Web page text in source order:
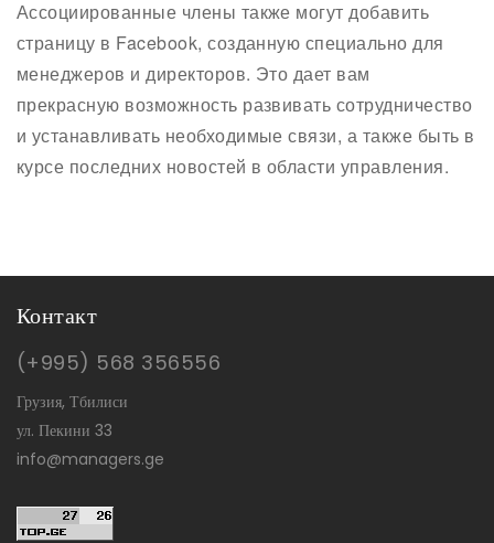
Ассоциированные члены также могут добавить
страницу в Facebook, созданную специально для
менеджеров и директоров. Это дает вам
прекрасную возможность развивать сотрудничество
и устанавливать необходимые связи, а также быть в
курсе последних новостей в области управления.
Контакт
(+995) 568 356556
Грузия, Тбилиси
ул. Пекини 33
info@managers.ge